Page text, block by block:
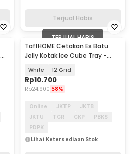
Terjual Habis
TERJUAL HABIS
TaffHOME Cetakan Es Batu
Jelly Kotak Ice Cube Tray -
White 12 Grid
Rp10.700
Rp24.900 58%
Online JKTP
JKTB
JKTU
TGR CKP
PBKS
PDPK
Lihat Ketersediaan Stok